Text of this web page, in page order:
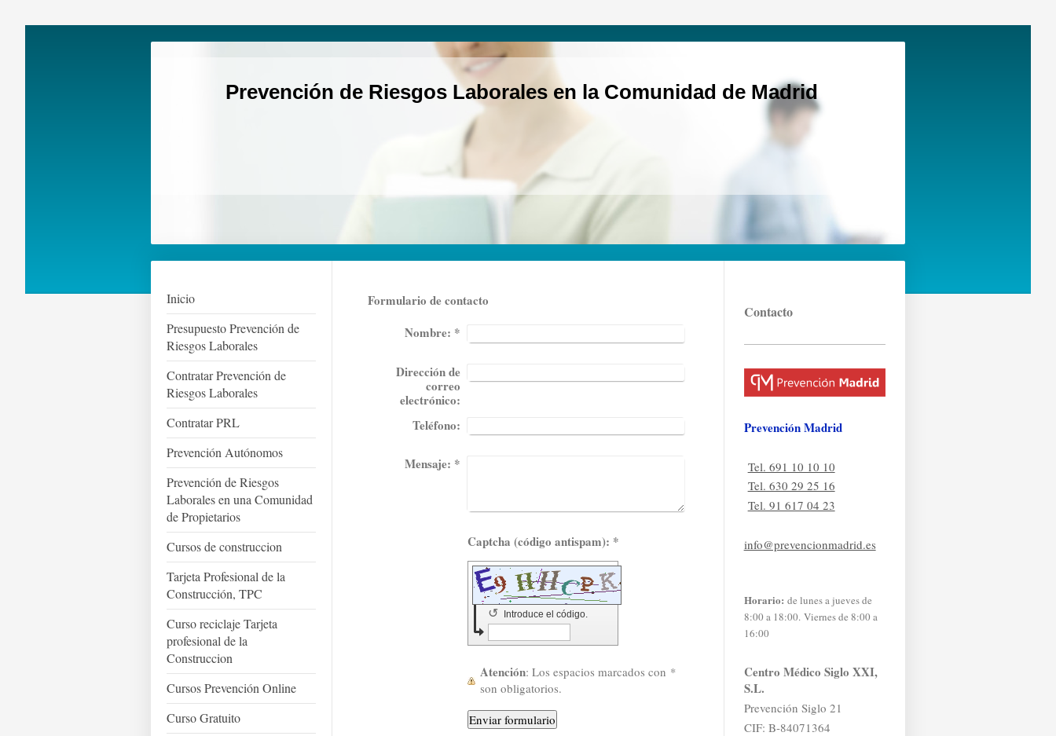
Prevención de Riesgos Laborales en la Comunidad de Madrid
Inicio
Presupuesto Prevención de
Riesgos Laborales
Contratar Prevención de
Riesgos Laborales
Contratar PRL
Prevención Autónomos
Prevención de Riesgos
Laborales en una Comunidad
de Propietarios
Cursos de construccion
Tarjeta Profesional de la
Construcción, TPC
Curso reciclaje Tarjeta
profesional de la
Construccion
Cursos Prevención Online
Curso Gratuito
Formulario de contacto
Nombre: *
Dirección de
correo
electrónico:
Teléfono:
Mensaje: *
Captcha (código antispam): *
Introduce el código.
↺
Atención : Los espacios marcados con *
son obligatorios.
Contacto
Prevención Madrid
Tel. 691 10 10 10
Tel. 630 29 25 16
Tel. 91 617 04 23
info@prevencionmadrid.es
Horario: de lunes a jueves de
8:00 a 18:00. Viernes de 8:00 a
16:00
Centro Médico Siglo XXI,
S.L.
Prevención Siglo 21
CIF: B-84071364